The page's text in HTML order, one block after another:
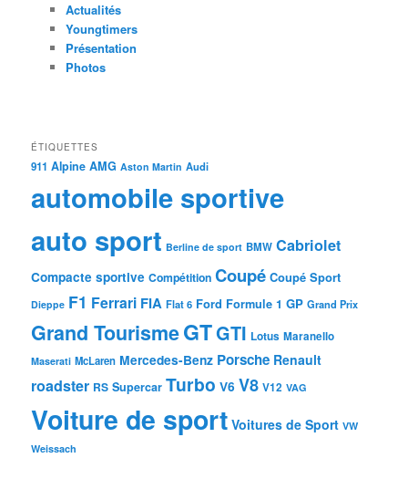
Actualités
Youngtimers
Présentation
Photos
ÉTIQUETTES
911 Alpine AMG Aston Martin Audi
automobile sportive
auto sport Berline de sport BMW Cabriolet
Compacte sportive Compétition Coupé Coupé Sport
Dieppe F1 Ferrari FIA Flat 6 Ford Formule 1 GP Grand Prix
Grand TourismeGTGTI Lotus Maranello
Maserati McLaren Mercedes-Benz Porsche Renault
roadster RS Supercar Turbo V6 V8 V12 VAG
Voiture de sport Voitures de Sport VW
Weissach